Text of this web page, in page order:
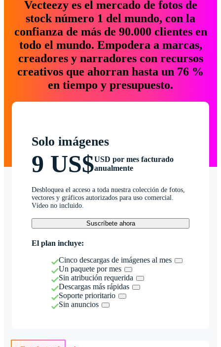
Vecteezy es el mercado de fotos de
stock número 1 del mundo, con la
confianza de más de 90.000 clientes en
todo el mundo. Empodera a marcas,
creadores y narradores con recursos
creativos que ahorran hasta un 76 %
en tiempo y presupuesto.
Solo imágenes
9 US$USD por mes facturado
anualmente
Desbloquea el acceso a toda nuestra colección de fotos,
vectores y gráficos autorizados para uso comercial.
Vídeo no incluido.
Suscríbete ahora
El plan incluye:
Cinco descargas de imágenes al mes
Un paquete por mes
Sin atribución requerida
Descargas más rápidas
Soporte prioritario
Sin anuncios